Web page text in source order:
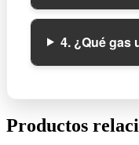
4. ¿Qué gas
Productos